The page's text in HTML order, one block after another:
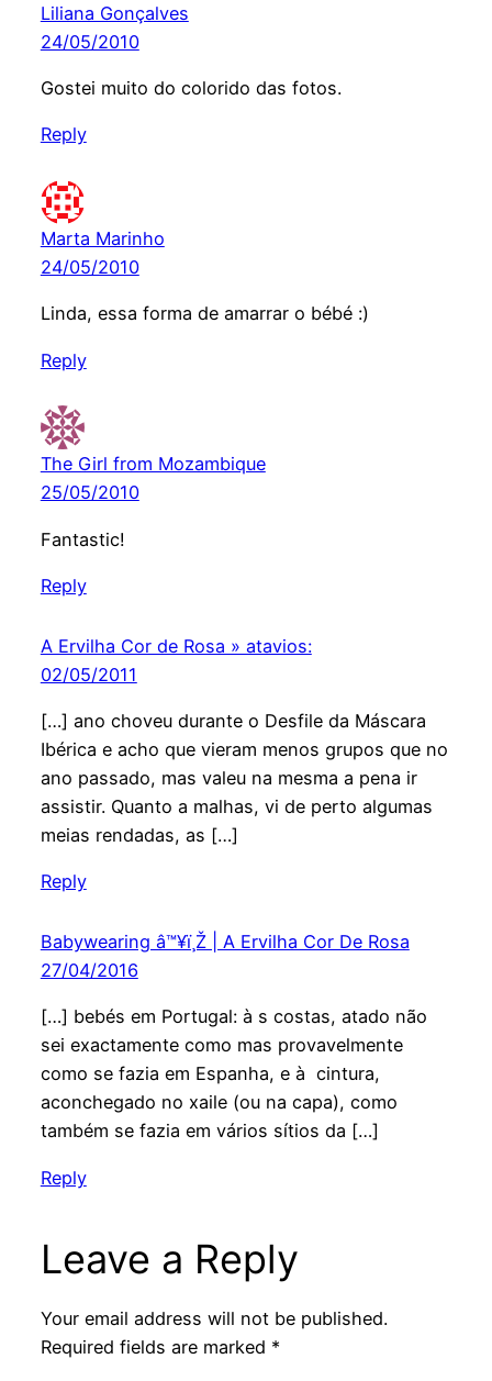
Liliana Gonçalves
24/05/2010
Gostei muito do colorido das fotos.
Reply
Marta Marinho
24/05/2010
Linda, essa forma de amarrar o bébé :)
Reply
The Girl from Mozambique
25/05/2010
Fantastic!
Reply
A Ervilha Cor de Rosa » atavios:
02/05/2011
[…] ano choveu durante o Desfile da Máscara
Ibérica e acho que vieram menos grupos que no
ano passado, mas valeu na mesma a pena ir
assistir. Quanto a malhas, vi de perto algumas
meias rendadas, as […]
Reply
Babywearing â™¥ï¸Ž | A Ervilha Cor De Rosa
27/04/2016
[…] bebés em Portugal: à s costas, atado não
sei exactamente como mas provavelmente
como se fazia em Espanha, e à cintura,
aconchegado no xaile (ou na capa), como
também se fazia em vários sítios da […]
Reply
Leave a Reply
Your email address will not be published.
Required fields are marked *